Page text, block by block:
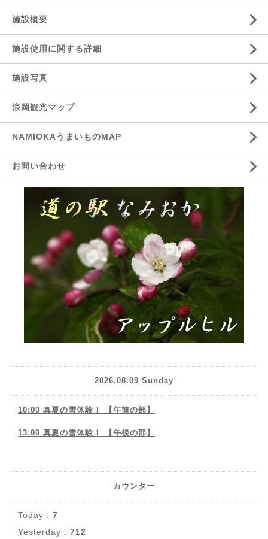
施設概要
施設使用に関する詳細
施設写真
浪岡観光マップ
NAMIOKAうまいものMAP
お問い合わせ
2026.08.09 Sunday
10:00 真夏の雪体験！ 【午前の部】
13:00 真夏の雪体験！ 【午後の部】
カウンター
Today : 7
Yesterday : 712